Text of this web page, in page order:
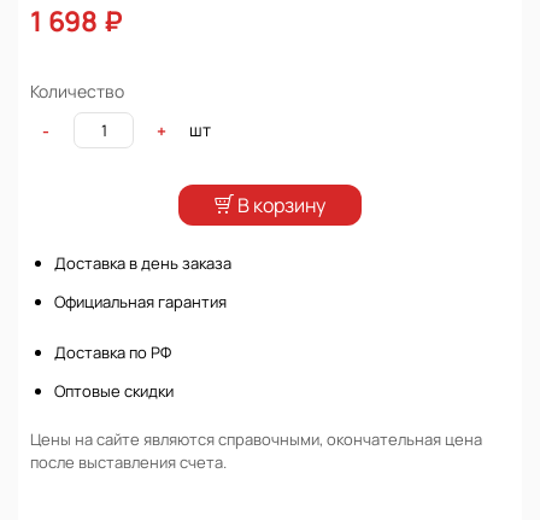
1 698 ₽
Количество
-
+ шт
В корзину
Доставка в день заказа
Официальная гарантия
Доставка по РФ
Оптовые скидки
Цены на сайте являются справочными, окончательная цена
после выставления счета.